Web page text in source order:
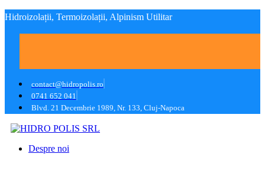
Hidroizolații, Termoizolații, Alpinism Utilitar
contact@hidropolis.ro
0741 652 041
Blvd. 21 Decembrie 1989, Nr. 133, Cluj-Napoca
Despre noi